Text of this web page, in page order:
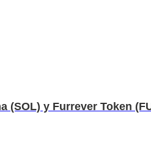
(SOL) y Furrever Token